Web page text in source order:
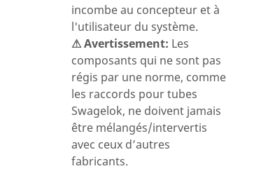
incombe au concepteur et à
l'utilisateur du système.
⚠ Avertissement: Les
composants qui ne sont pas
régis par une norme, comme
les raccords pour tubes
Swagelok, ne doivent jamais
être mélangés/intervertis
avec ceux d’autres
fabricants.